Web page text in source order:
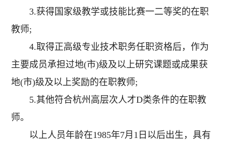
3.获得国家级教学或技能比赛一二等奖的在职
教师;
4.取得正高级专业技术职务任职资格后，作为
主要成员承担过地(市)级及以上研究课题或成果获
地(市)级及以上奖励的在职教师;
5.其他符合杭州高层次人才D类条件的在职教
师。
以上人员年龄在1985年7月1日以后出生，具有